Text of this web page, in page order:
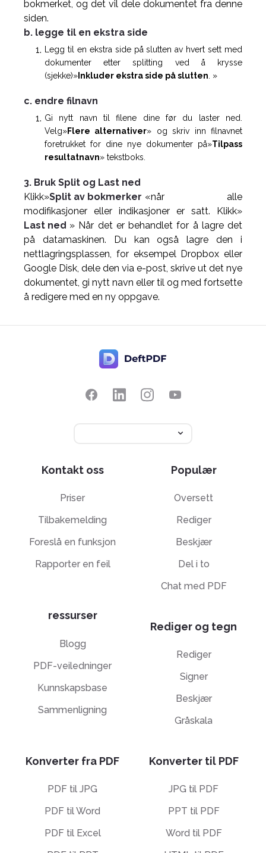
bokmerket, og det vil dele dokumentet fra denne
siden.
b. legge til en ekstra side
Legg til en ekstra side på slutten av hvert sett med
dokumenter etter splitting ved å krysse
(sjekke)» Inkluder ekstra side på slutten. »
c. endre filnavn
Gi nytt navn til filene dine før du laster ned.
Velg»Flere alternativer» og skriv inn filnavnet
foretrukket for dine nye dokumenter på»Tilpass
resultatnavn» tekstboks.
3. Bruk Split og Last ned
Klikk»Split av bokmerker «når alle
modifikasjoner eller indikasjoner er satt. Klikk»
Last ned » Når det er behandlet for å lagre det
på datamaskinen. Du kan også lagre den i
nettlagringsplassen, for eksempel Dropbox eller
Google Disk, dele den via e-post, skrive ut det nye
dokumentet, gi nytt navn eller til og med fortsette
å redigere med en ny oppgave.
Kontakt oss
Priser
Tilbakemelding
Foreslå en funksjon
Rapporter en feil
ressurser
Blogg
PDF-veiledninger
Kunnskapsbase
Sammenligning
Populær
Oversett
Rediger
Beskjær
Del i to
Chat med PDF
Rediger og tegn
Rediger
Signer
Beskjær
Gråskala
Konverter fra PDF
PDF til JPG
PDF til Word
PDF til Excel
Konverter til PDF
JPG til PDF
PPT til PDF
Word til PDF